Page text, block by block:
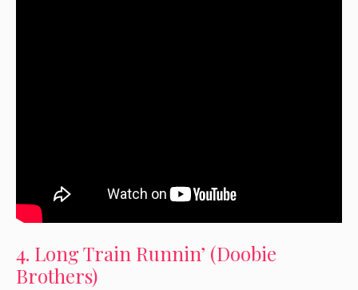
4. Long Train Runnin’ (Doobie
Brothers)